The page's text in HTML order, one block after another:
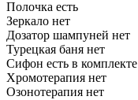
Полочка есть
Зеркало нет
Дозатор шампуней нет
Турецкая баня нет
Сифон есть в комплекте
Хромотерапия нет
Озонотерапия нет